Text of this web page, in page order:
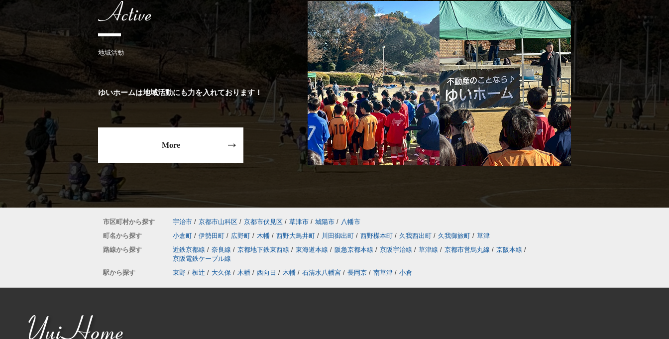
地域活動
ゆいホームは地域活動にも力を入れております！
More
市区町村から探す 宇治市 / 京都市山科区 / 京都市伏見区 / 草津市 / 城陽市 / 八幡市
町名から探す
小倉町 / 伊勢田町 / 広野町 / 木幡 / 西野大鳥井町 / 川田御出町 / 西野楳本町 / 久我西出町 / 久我御旅町 / 草津
路線から探す
近鉄京都線 / 奈良線 / 京都地下鉄東西線 / 東海道本線 / 阪急京都本線 / 京阪宇治線 / 草津線 / 京都市営烏丸線 / 京阪本線 /
京阪電鉄ケーブル線
駅から探す
東野 / 椥辻 / 大久保 / 木幡 / 西向日 / 木幡 / 石清水八幡宮 / 長岡京 / 南草津 / 小倉